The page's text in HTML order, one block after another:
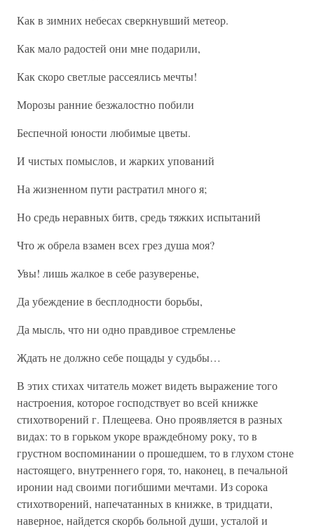
Как в зимних небесах сверкнувший метеор.
Как мало радостей они мне подарили,
Как скоро светлые рассеялись мечты!
Морозы ранние безжалостно побили
Беспечной юности любимые цветы.
И чистых помыслов, и жарких упований
На жизненном пути растратил много я;
Но средь неравных битв, средь тяжких испытаний
Что ж обрела взамен всех грез душа моя?
Увы! лишь жалкое в себе разуверенье,
Да убеждение в бесплодности борьбы,
Да мысль, что ни одно правдивое стремленье
Ждать не должно себе пощады у судьбы…
В этих стихах читатель может видеть выражение того
настроения, которое господствует во всей книжке
стихотворений г. Плещеева. Оно проявляется в разных
видах: то в горьком укоре враждебному року, то в
грустном воспоминании о прошедшем, то в глухом стоне
настоящего, внутреннего горя, то, наконец, в печальной
иронии над своими погибшими мечтами. Из сорока
стихотворений, напечатанных в книжке, в тридцати,
наверное, найдется скорбь больной души, усталой и